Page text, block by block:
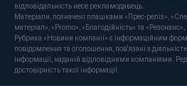
відповідальність несе рекламодавець.
Матеріали, позначені плашками «Прес-реліз»,
матеріал», «Promo», «Благодійність» та
Рубрика «Новини компанії» є інформаційним
повідомлення та оголошення, пов'язані з
інформації, наданій відповідними компаніями.
достовірність такої інформації.